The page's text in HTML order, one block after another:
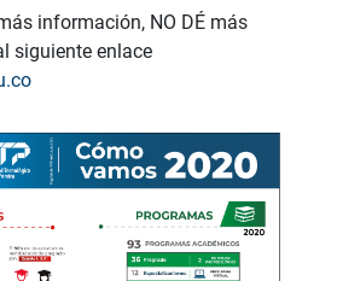
información, NO DÉ más
siguiente enlace